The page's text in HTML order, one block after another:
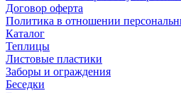
Договор оферта
Политика в отношении
Каталог
Теплицы
Листовые пластики
Заборы и ограждения
Беседки